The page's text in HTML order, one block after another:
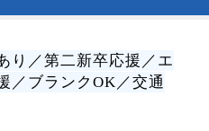
り／第二新卒応援／エ
／ブランクOK／交通